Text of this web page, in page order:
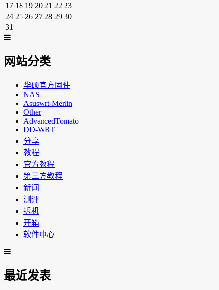
17 18 19 20 21 22 23
24 25 26 27 28 29 30
31
网站分类
华硕官方固件
NAS
Asuswrt-Merlin
Other
AdvancedTomato
DD-WRT
分享
教程
官方教程
第三方教程
新闻
测评
拆机
开箱
软件中心
最近发表